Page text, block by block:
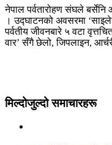
नेपाल पर्वतारोहण संघले
। उद्घाटनको अवसरमा
पर्वतीय जीवनबारे ५ वटा
वार’ सँगै छेलो, जिपलाइन,
मिल्दोजुल्दो समाचारहरू